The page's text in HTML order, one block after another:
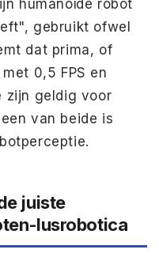
humanoïde robot
gebruikt ofwel
dat prima, of
0,5 FPS en
zijn geldig voor
van beide is
juiste
lusrobotica